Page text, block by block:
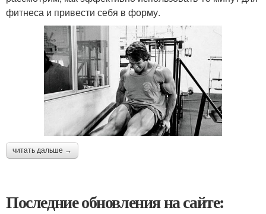
фитнеса и привести себя в форму.
читать дальше →
Последние обновления на сайте: